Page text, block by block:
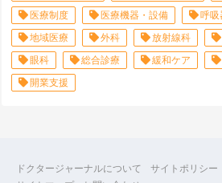
医療制度
医療機器・設備 呼吸
地域医療
外科 放射線科
眼科
総合診療 緩和ケア
開業支援
ドクタージャーナルについて サイトポリシー